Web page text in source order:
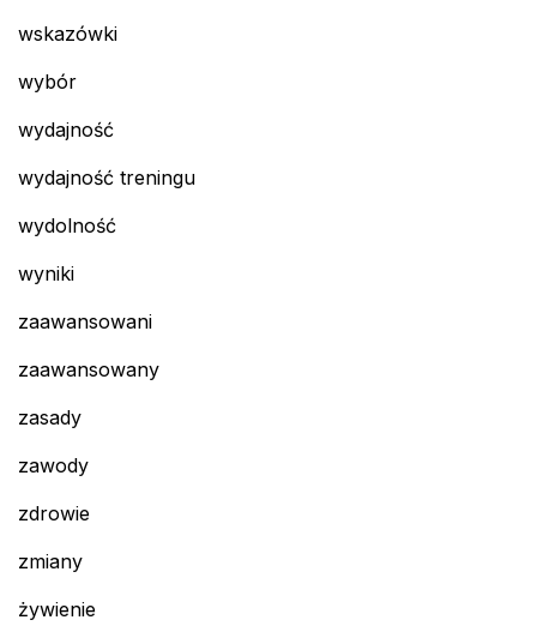
wskazówki
wybór
wydajność
wydajność treningu
wydolność
wyniki
zaawansowani
zaawansowany
zasady
zawody
zdrowie
zmiany
żywienie